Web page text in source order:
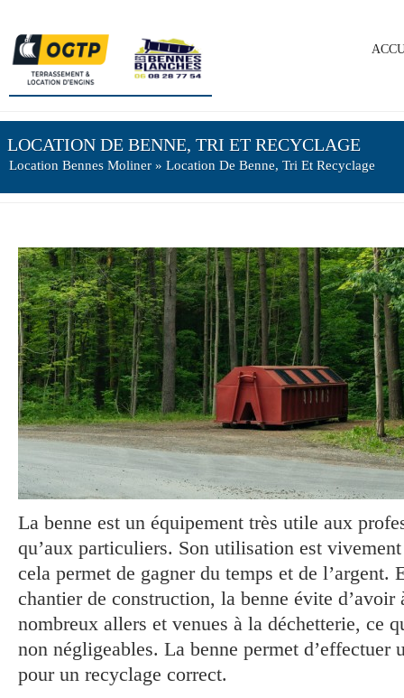
LOCATION DE BENNE, TRI ET RECYCLAGE
Location Bennes Moliner » Location De Benne, Tri Et Recyclage
La benne est un équipement très utile aux
qu’aux particuliers. Son utilisation est
cela permet de gagner du temps et de l’argent.
chantier de construction, la benne évite d’avoir
nombreux allers et venues à la déchetterie, ce
non négligeables. La benne permet d’effectuer
pour un recyclage correct.